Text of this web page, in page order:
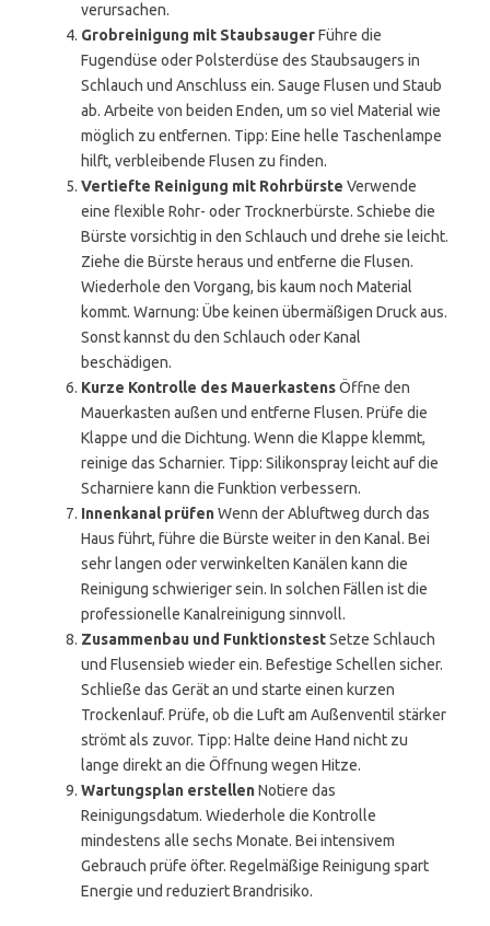
verursachen.
Grobreinigung mit StaubsaugerFühre die
Fugendüse oder Polsterdüse des Staubsaugers in
Schlauch und Anschluss ein. Sauge Flusen und Staub
ab. Arbeite von beiden Enden, um so viel Material wie
möglich zu entfernen. Tipp: Eine helle Taschenlampe
hilft, verbleibende Flusen zu finden.
Vertiefte Reinigung mit Rohrbürste Verwende
eine flexible Rohr- oder Trocknerbürste. Schiebe die
Bürste vorsichtig in den Schlauch und drehe sie leicht.
Ziehe die Bürste heraus und entferne die Flusen.
Wiederhole den Vorgang, bis kaum noch Material
kommt. Warnung: Übe keinen übermäßigen Druck aus.
Sonst kannst du den Schlauch oder Kanal
beschädigen.
Kurze Kontrolle des MauerkastensÖffne den
Mauerkasten außen und entferne Flusen. Prüfe die
Klappe und die Dichtung. Wenn die Klappe klemmt,
reinige das Scharnier. Tipp: Silikonspray leicht auf die
Scharniere kann die Funktion verbessern.
Innenkanal prüfenWenn der Abluftweg durch das
Haus führt, führe die Bürste weiter in den Kanal. Bei
sehr langen oder verwinkelten Kanälen kann die
Reinigung schwieriger sein. In solchen Fällen ist die
professionelle Kanalreinigung sinnvoll.
Zusammenbau und FunktionstestSetze Schlauch
und Flusensieb wieder ein. Befestige Schellen sicher.
Schließe das Gerät an und starte einen kurzen
Trockenlauf. Prüfe, ob die Luft am Außenventil stärker
strömt als zuvor. Tipp: Halte deine Hand nicht zu
lange direkt an die Öffnung wegen Hitze.
Wartungsplan erstellenNotiere das
Reinigungsdatum. Wiederhole die Kontrolle
mindestens alle sechs Monate. Bei intensivem
Gebrauch prüfe öfter. Regelmäßige Reinigung spart
Energie und reduziert Brandrisiko.